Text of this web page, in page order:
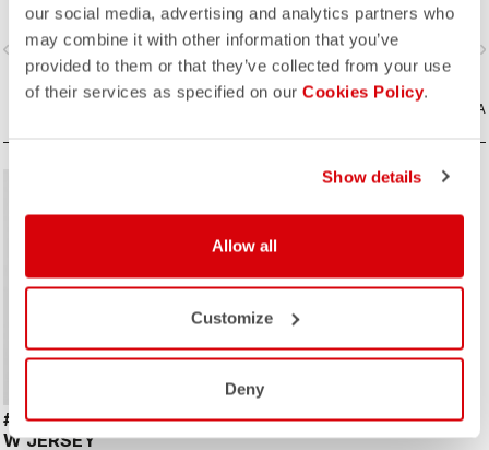
our social media, advertising and analytics partners who
may combine it with other information that you’ve
provided to them or that they’ve collected from your use
of their services as specified on our Cookies Policy.
Show details
Allow all
Customize
Deny
navigate_next
design deciso del team Soudal
Quick-Step.
navigate_before
CONFRONTA
#GIRO106 COMPETIZIONE
W JERSEY